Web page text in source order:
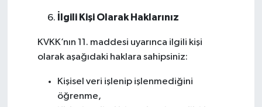
İlgili Kişi Olarak Haklarınız
KVKK’nın 11. maddesi uyarınca ilgili kişi
olarak aşağıdaki haklara sahipsiniz:
Kişisel veri işlenip işlenmediğini
öğrenme,